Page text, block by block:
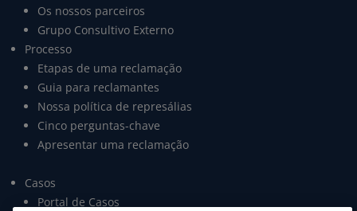
Os nossos parceiros
Grupo Consultivo Externo
Processo
Etapas de uma reclamação
Guia para reclamantes
Nossa política de represálias
Cinco perguntas-chave
Apresentar uma reclamação
Casos
Portal de Casos